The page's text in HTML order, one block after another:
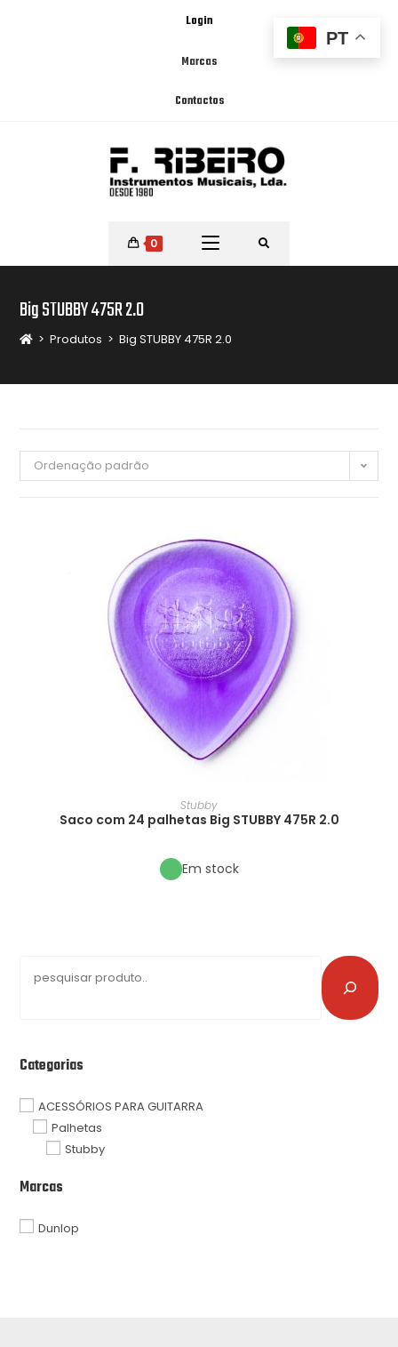
Login
Marcas
Contactos
0
Big STUBBY 475R 2.0
> Produtos > Big STUBBY 475R 2.0
Ordenação padrão
Stubby
Saco com 24 palhetas Big STUBBY 475R 2.0
Em stock
Categorias
ACESSÓRIOS PARA GUITARRA
Palhetas
Stubby
Marcas
Dunlop
PT